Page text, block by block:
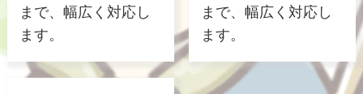
まで、幅広く対応し
ます。
まで、幅広く対応し
ます。